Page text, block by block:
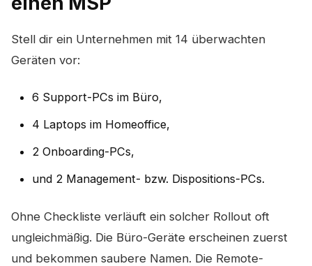
Stell dir ein Unternehmen mit 14 überwachten
Geräten vor:
6 Support-PCs im Büro,
4 Laptops im Homeoffice,
2 Onboarding-PCs,
und 2 Management- bzw. Dispositions-PCs.
Ohne Checkliste verläuft ein solcher Rollout oft
ungleichmäßig. Die Büro-Geräte erscheinen zuerst
und bekommen saubere Namen. Die Remote-